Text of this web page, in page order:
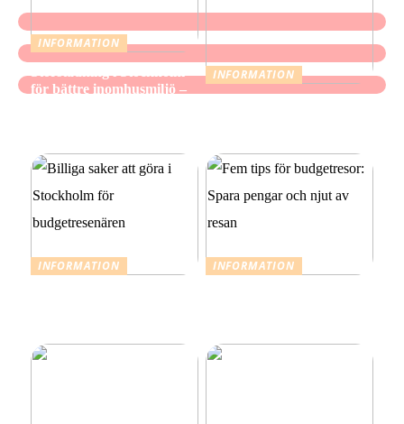
INFORMATION
för bättre inomhusmiljö –
INFORMATION
INFORMATION
INFORMATION